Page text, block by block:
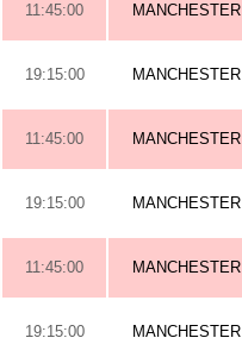
11:45:00 MANCHESTER
19:15:00 MANCHESTER
11:45:00 MANCHESTER
19:15:00 MANCHESTER
11:45:00 MANCHESTER
19:15:00 MANCHESTER